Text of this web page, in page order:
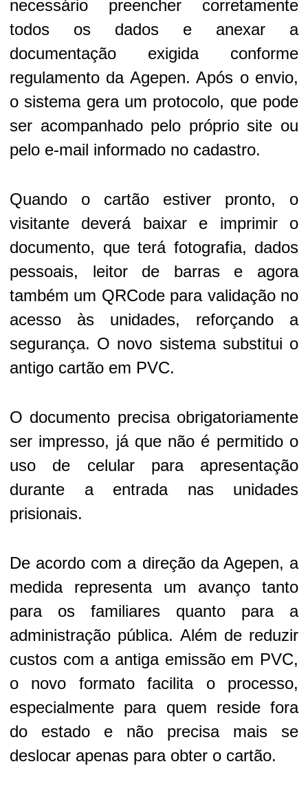
necessário preencher corretamente
todos os dados e anexar a
documentação exigida conforme
regulamento da Agepen. Após o envio,
o sistema gera um protocolo, que pode
ser acompanhado pelo próprio site ou
pelo e-mail informado no cadastro.
Quando o cartão estiver pronto, o
visitante deverá baixar e imprimir o
documento, que terá fotografia, dados
pessoais, leitor de barras e agora
também um QRCode para validação no
acesso às unidades, reforçando a
segurança. O novo sistema substitui o
antigo cartão em PVC.
O documento precisa obrigatoriamente
ser impresso, já que não é permitido o
uso de celular para apresentação
durante a entrada nas unidades
prisionais.
De acordo com a direção da Agepen, a
medida representa um avanço tanto
para os familiares quanto para a
administração pública. Além de reduzir
custos com a antiga emissão em PVC,
o novo formato facilita o processo,
especialmente para quem reside fora
do estado e não precisa mais se
deslocar apenas para obter o cartão.